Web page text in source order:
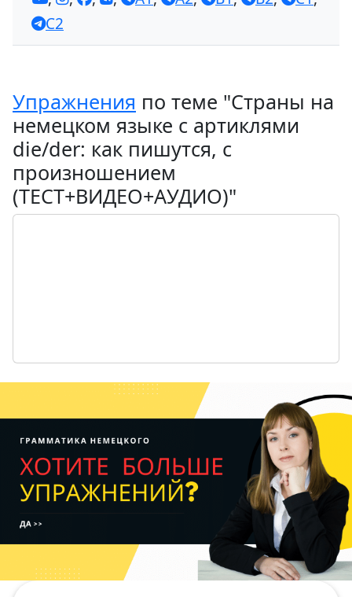
C2
Упражнения по теме "Страны на
немецком языке с артиклями
die/der: как пишутся, с
произношением
(ТЕСТ+ВИДЕО+АУДИО)"